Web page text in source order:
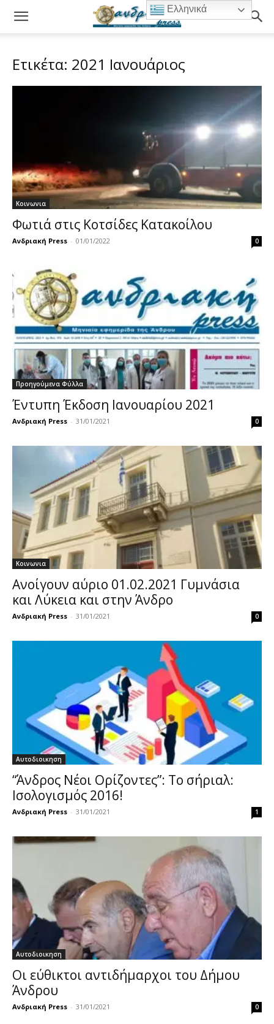
Ετικέτα: 2021 Ιανουάριος
Κοινωνια
Φωτιά στις Κοτσίδες Κατακοίλου
Ανδριακή Press - 01/01/2022 0
Προηγούμενα Φύλλα
Έντυπη Έκδοση Ιανουαρίου 2021
Ανδριακή Press - 31/01/2021 0
Κοινωνια
Ανοίγουν αύριο 01.02.2021 Γυμνάσια
και Λύκεια και στην Άνδρο
Ανδριακή Press - 31/01/2021 0
Αυτοδιοικηση
“Άνδρος Νέοι Ορίζοντες”: Το σήριαλ:
Ισολογισμός 2016!
Ανδριακή Press - 31/01/2021 1
Αυτοδιοικηση
Οι εύθικτοι αντιδήμαρχοι του Δήμου
Άνδρου
Ανδριακή Press - 31/01/2021 0
Ελληνικά